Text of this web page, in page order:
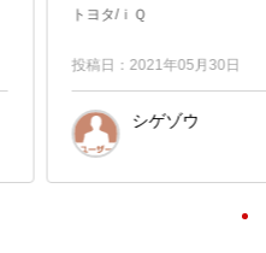
道路でＵ...
トヨタ/ｉＱ
投稿日：2021年05月30日
シゲゾウ